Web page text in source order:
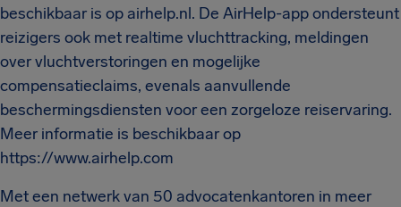
beschikbaar is op airhelp.nl. De AirHelp-app ondersteunt
reizigers ook met realtime vluchttracking, meldingen
over vluchtverstoringen en mogelijke
compensatieclaims, evenals aanvullende
beschermingsdiensten voor een zorgeloze reiservaring.
Meer informatie is beschikbaar op
https://www.airhelp.com
Met een netwerk van 50 advocatenkantoren in meer